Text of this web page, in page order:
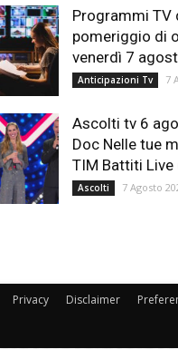
Programmi TV
pomeriggio di
venerdì 7
Anticipazioni Tv 7
Ascolti tv 6
Doc Nelle tue
TIM Battiti Live
Ascolti 7 Agosto
Privacy Disclaimer